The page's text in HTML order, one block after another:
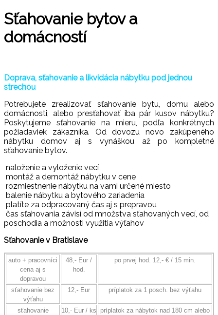
Sťahovanie bytov a
domácností
Doprava, sťahovanie a likvidácia nábytku pod jednou
strechou
Potrebujete zrealizovať sťahovanie bytu, domu alebo
domácnosti, alebo presťahovať iba pár kusov nábytku?
Poskytujeme sťahovanie na mieru, podľa konkrétnych
požiadaviek zákazníka. Od dovozu novo zakúpeného
nábytku domov aj s vynáškou až po kompletné
sťahovanie bytov.
naloženie a vyloženie vecí
montáž a demontáž nábytku v cene
rozmiestnenie nábytku na vami určené miesto
balenie nábytku a bytového zariadenia
platíte za odpracovaný čas aj s prepravou
čas sťahovania závisí od množstva sťahovaných vecí, od
poschodia a možnosti využitia výťahov
Sťahovanie v Bratislave
auto + pracovníci
cena aj s
dopravou
48,- Eur /
hod.
po prvej hod. 12,- € / 15 min.
sťahovanie bez
výťahu
12,- Eur príplatok za 1 posch. bez výťahu
sťahovanie
10,- Eur / ks
príplatok za nábytok nad 180 cm alebo